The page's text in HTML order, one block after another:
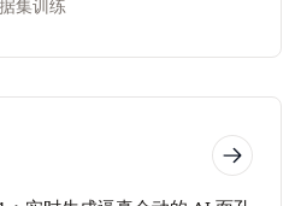
集训练